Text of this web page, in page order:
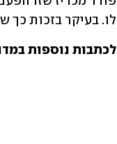
לו. בעיקר בזכות כך
לכתבות נוספות